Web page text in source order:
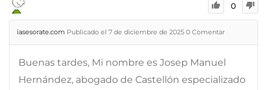
0
iasesorate.com Publicado el 7 de diciembre de 2025 0 Comentar
Buenas tardes, Mi nombre es Josep Manuel
Hernández, abogado de Castellón especializado